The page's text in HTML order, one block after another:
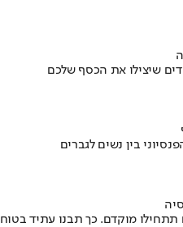
שיצילו את הכסף שלכם
בין נשים לגברים
מוקדם. כך תבנו עתיד בטוח